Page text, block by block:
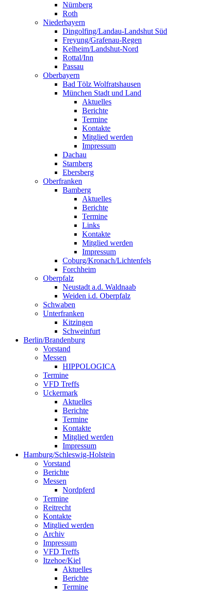
Nürnberg
Roth
Niederbayern
Dingolfing/Landau-Landshut Süd
Freyung/Grafenau-Regen
Kelheim/Landshut-Nord
Rottal/Inn
Passau
Oberbayern
Bad Tölz Wolfratshausen
München Stadt und Land
Aktuelles
Berichte
Termine
Kontakte
Mitglied werden
Impressum
Dachau
Starnberg
Ebersberg
Oberfranken
Bamberg
Aktuelles
Berichte
Termine
Links
Kontakte
Mitglied werden
Impressum
Coburg/Kronach/Lichtenfels
Forchheim
Oberpfalz
Neustadt a.d. Waldnaab
Weiden i.d. Oberpfalz
Schwaben
Unterfranken
Kitzingen
Schweinfurt
Berlin/Brandenburg
Vorstand
Messen
HIPPOLOGICA
Termine
VFD Treffs
Uckermark
Aktuelles
Berichte
Termine
Kontakte
Mitglied werden
Impressum
Hamburg/Schleswig-Holstein
Vorstand
Berichte
Messen
Nordpferd
Termine
Reitrecht
Kontakte
Mitglied werden
Archiv
Impressum
VFD Treffs
Itzehoe/Kiel
Aktuelles
Berichte
Termine